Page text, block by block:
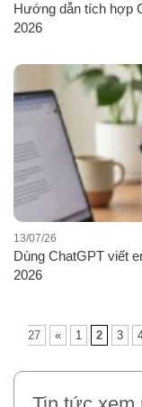
Hướng dẫn tích hợp
2026
Dùng ChatGPT viết
2026
13/07/26
27
« 1 2 3